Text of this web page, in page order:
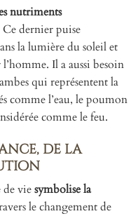
nutriments
Ce dernier puise
la lumière du soleil et
Il a aussi besoin
qui représentent la
comme l’eau, le poumon
comme le feu.
de la
de viesymbolise la
le changement de